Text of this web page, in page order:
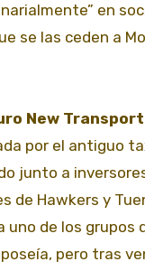
en
se las ceden a
New Transport
por el antiguo
junto a
de Hawkers y
uno de los grupos
pero tras